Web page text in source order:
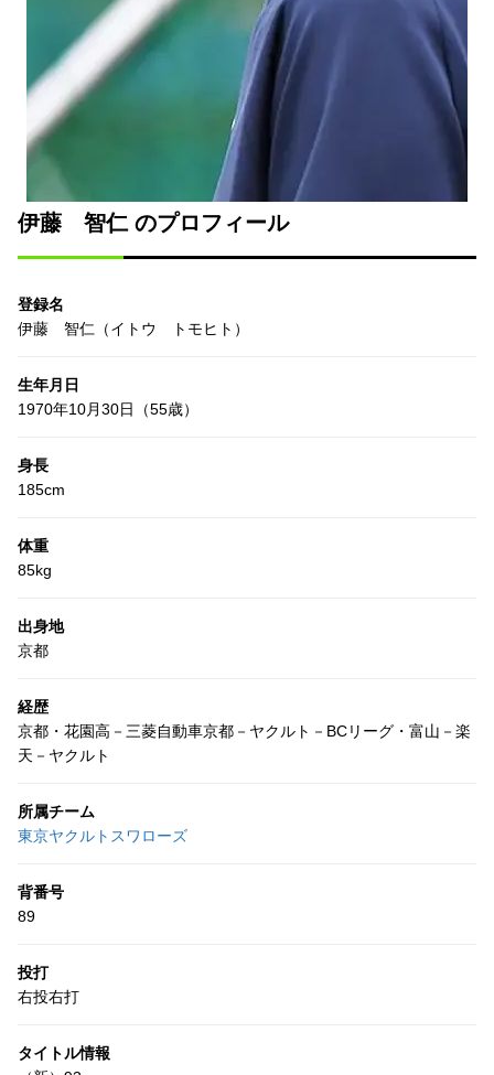
伊藤 智仁 のプロフィール
登録名
伊藤 智仁（イトウ トモヒト）
生年月日
1970年10月30日（55歳）
身長
185cm
体重
85kg
出身地
京都
経歴
京都・花園高－三菱自動車京都－ヤクルト－BCリーグ・富山－楽
天－ヤクルト
所属チーム
東京ヤクルトスワローズ
背番号
89
投打
右投右打
タイトル情報